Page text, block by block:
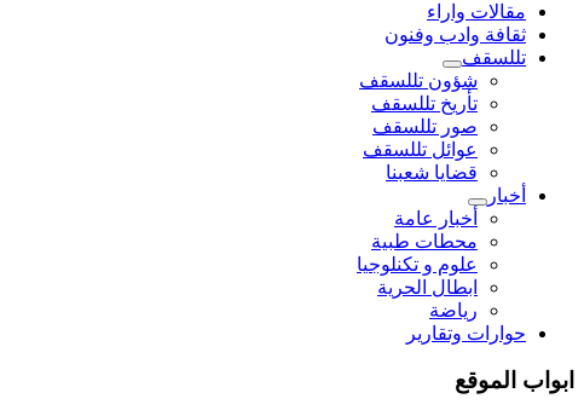
مقالات واراء
ثقافة وادب وفنون
تللسقف
شؤون تللسقف
تأريخ تللسقف
صور تللسقف
عوائل تللسقف
قضايا شعبنا
أخبار
أخبار عامة
محطات طبية
علوم و تکنلوجیا
ابطال الحرية
رياضة
حوارات وتقارير
ابواب الموقع